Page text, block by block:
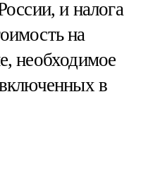
и налога
на
необходимое
включенных в